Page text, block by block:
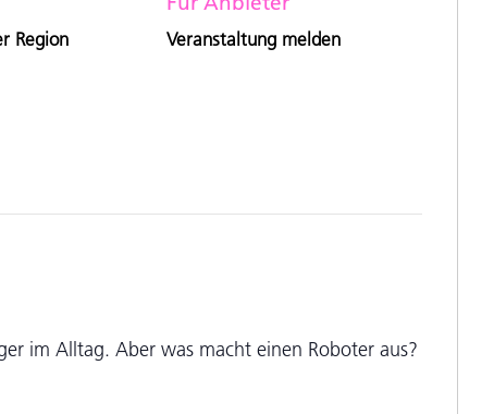
Region Veranstaltung melden
im Alltag. Aber was macht einen Roboter aus?